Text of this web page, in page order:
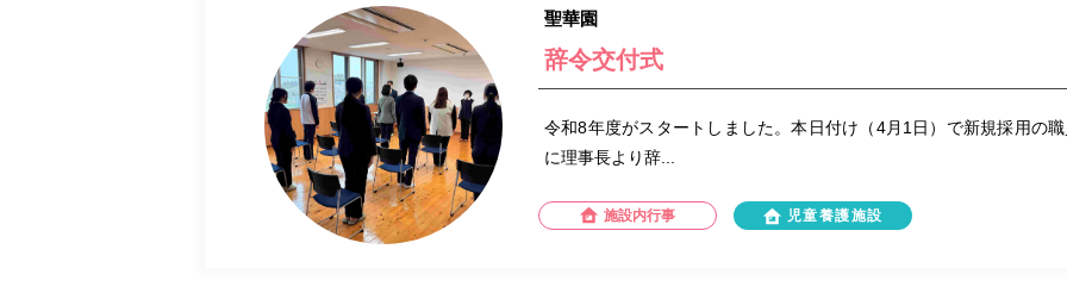
聖華園
辞令交付式
令和8年度がスタートしました。本日付け（4月1日）で新規採用の
に理事長より辞...
施設内行事 児童養護施設